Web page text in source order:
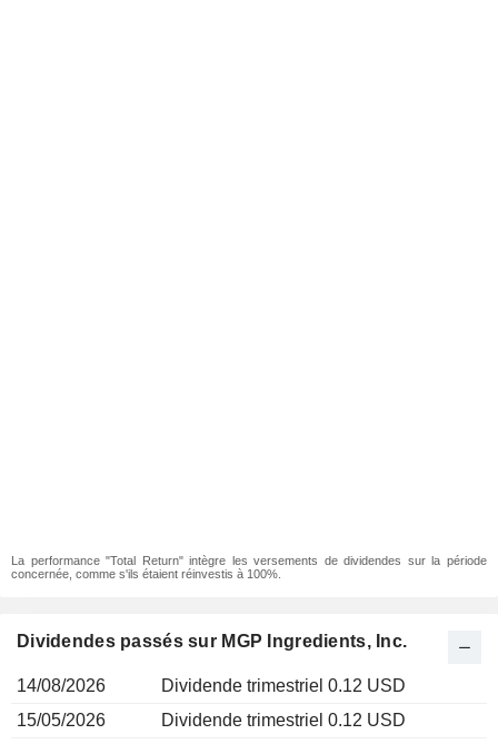
La performance "Total Return" intègre les versements de dividendes sur la période
concernée, comme s'ils étaient réinvestis à 100%.
Dividendes passés sur MGP Ingredients, Inc.
14/08/2026
Dividende trimestriel 0.12 USD
15/05/2026
Dividende trimestriel 0.12 USD